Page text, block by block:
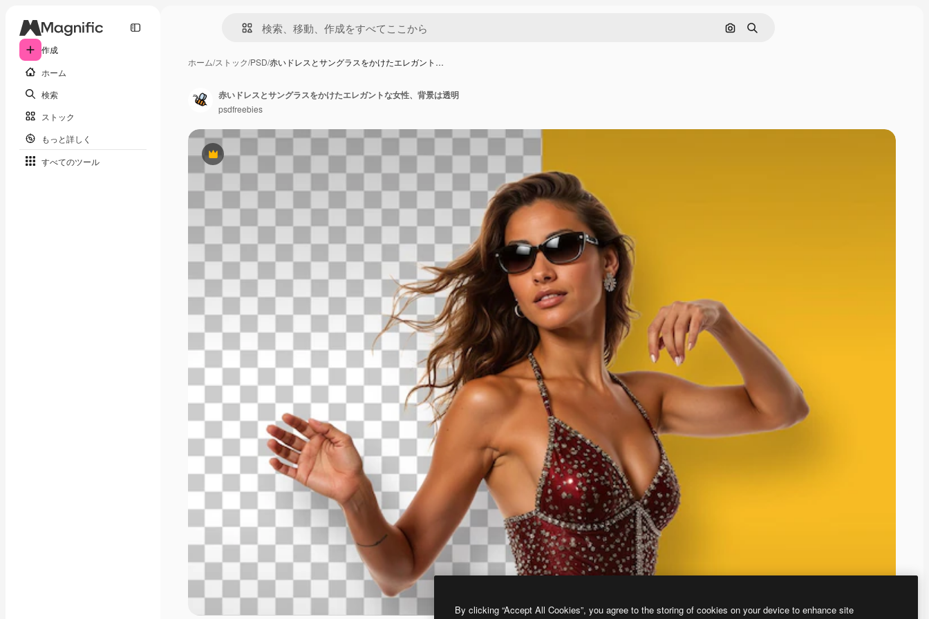
作成
ホーム
検索
ストック
もっと詳しく
すべてのツール
画像で検索
検索
ホーム/ストック/PSD/赤いドレスとサングラスをかけたエレガント…
Premium
赤いドレスとサングラスをかけたエレガントな女性、背景は透明
psdfreebies
By clicking “Accept All Cookies”, you agree to the storing of cookies on your device to enhance site